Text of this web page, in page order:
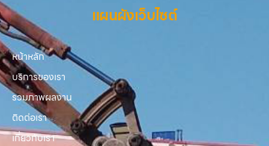
แผนผังเว็บไซต์
หน้าหลัก
บริการของเรา
รวมภาพผลงาน
ติดต่อเรา
เกี่ยวกับเรา